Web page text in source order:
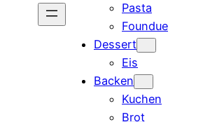
Pasta
Foundue
Dessert
Eis
Backen
Kuchen
Brot